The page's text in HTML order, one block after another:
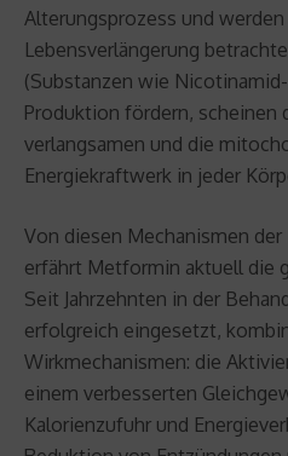
Alterungsprozess und
Lebensverlängerung
(Substanzen wie
Produktion fördern, scheinen
verlangsamen und die
Energiekraftwerk in jeder
Von diesen Mechanismen der
erfährt Metformin aktuell die
Seit Jahrzehnten in der
erfolgreich eingesetzt,
Wirkmechanismen: die
einem verbesserten
Kalorienzufuhr und